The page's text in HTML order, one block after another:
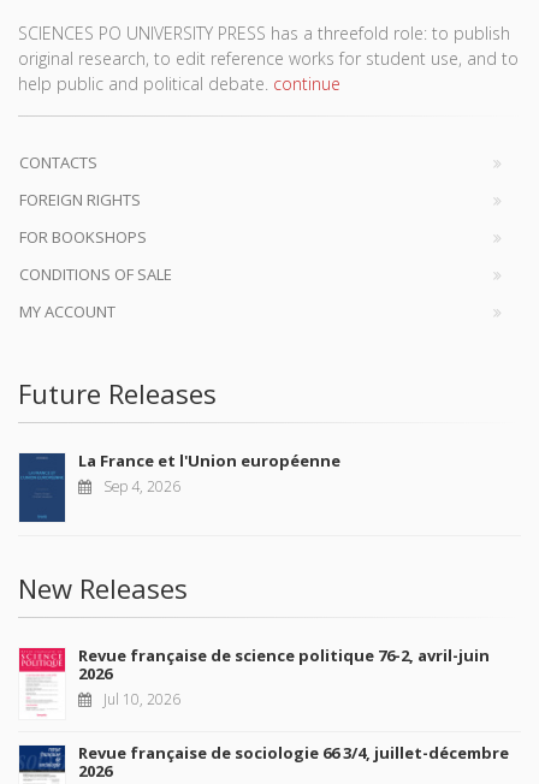
SCIENCES PO UNIVERSITY PRESS has a threefold role: to publish
original research, to edit reference works for student use, and to
help public and political debate. continue
CONTACTS
FOREIGN RIGHTS
FOR BOOKSHOPS
CONDITIONS OF SALE
MY ACCOUNT
Future Releases
La France et l'Union européenne
Sep 4, 2026
New Releases
Revue française de science politique 76-2, avril-juin
2026
Jul 10, 2026
Revue française de sociologie 66 3/4, juillet-décembre
2026